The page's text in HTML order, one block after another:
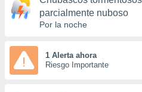
digital
permite
parcialmente nuboso
Por la noche
1 Alerta ahora
Riesgo Importante